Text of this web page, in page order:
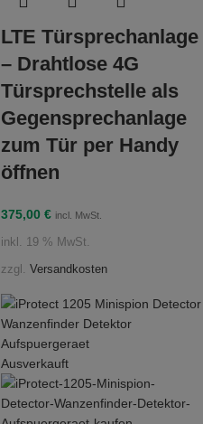
LTE Türsprechanlage
– Drahtlose 4G
Türsprechstelle als
Gegensprechanlage
zum Tür per Handy
öffnen
375,00 € incl. MwSt.
inkl. 19 % MwSt.
zzgl. Versandkosten
Ausverkauft